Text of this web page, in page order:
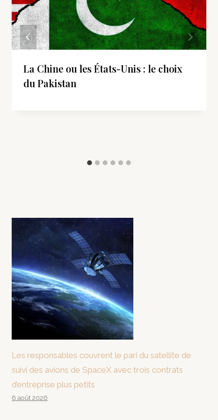
La Chine ou les États-Unis : le choix
du Pakistan
Les responsables couvrent le pari du satellite de
suivi des avions de SpaceX avec trois contrats
d’entreprise plus petits
6 août 2026